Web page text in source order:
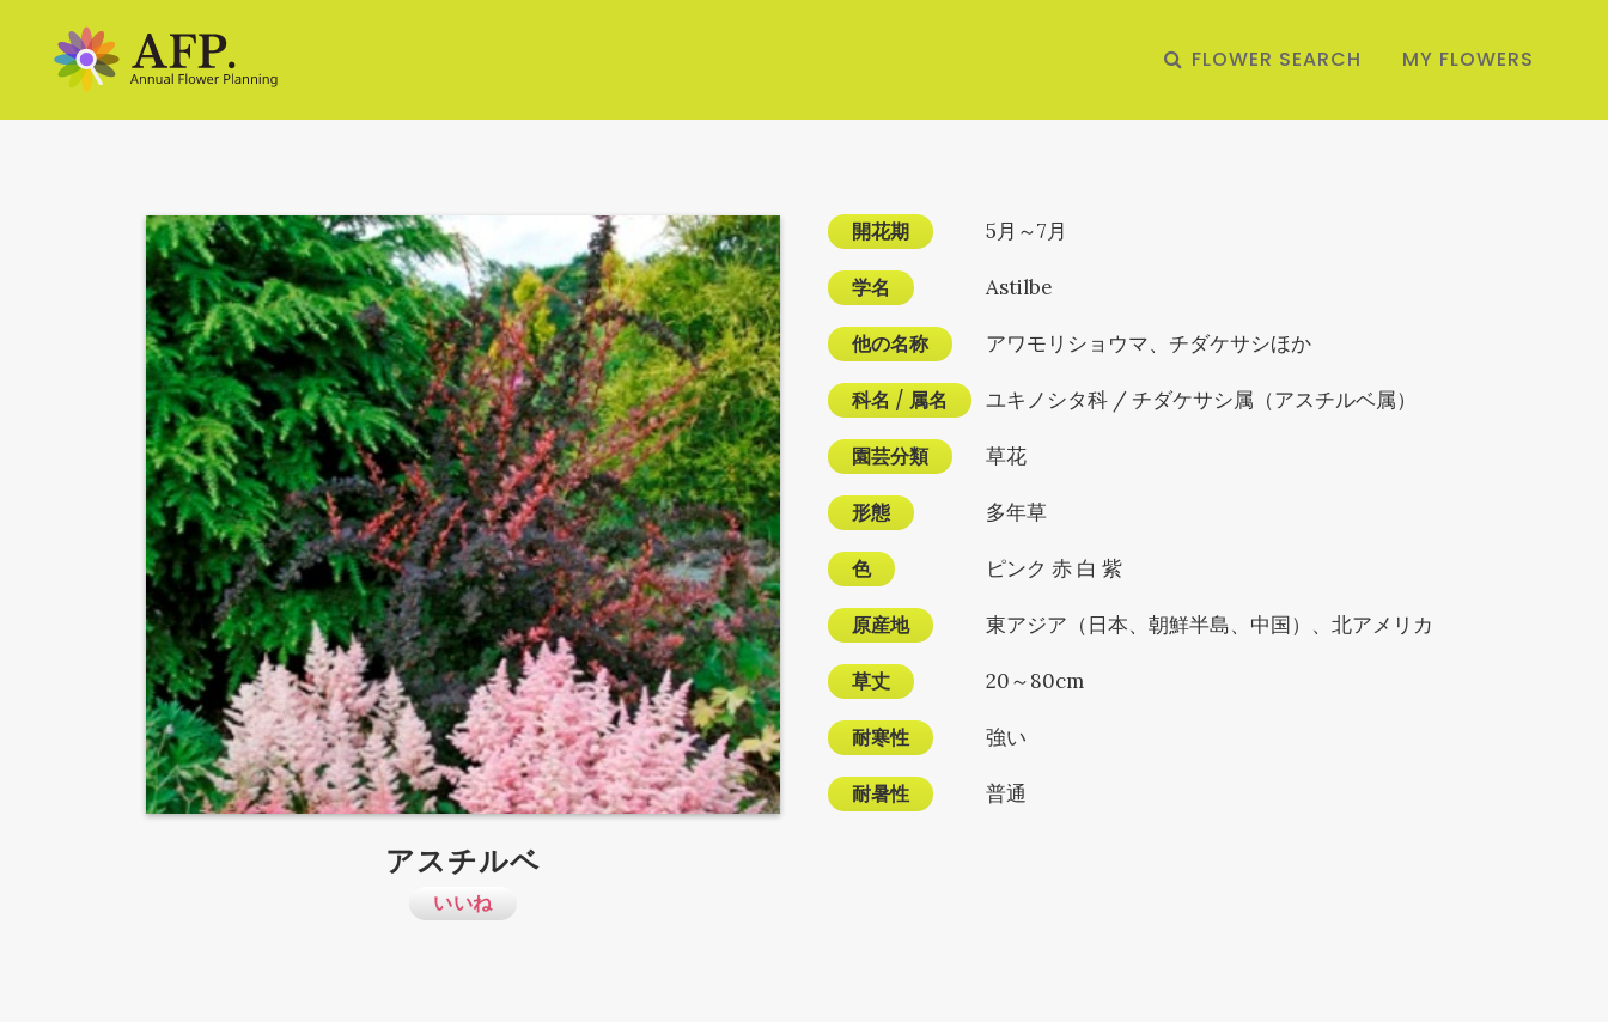
FLOWER SEARCH MY FLOWERS
アスチルベ
いいね
開花期 5月～7月
学名 Astilbe
他の名称 アワモリショウマ、チダケサシほか
科名 / 属名 ユキノシタ科 / チダケサシ属（アスチルベ属）
園芸分類 草花
形態 多年草
色 ピンク 赤 白 紫
原産地 東アジア（日本、朝鮮半島、中国）、北アメリカ
草丈 20～80cm
耐寒性 強い
耐暑性 普通